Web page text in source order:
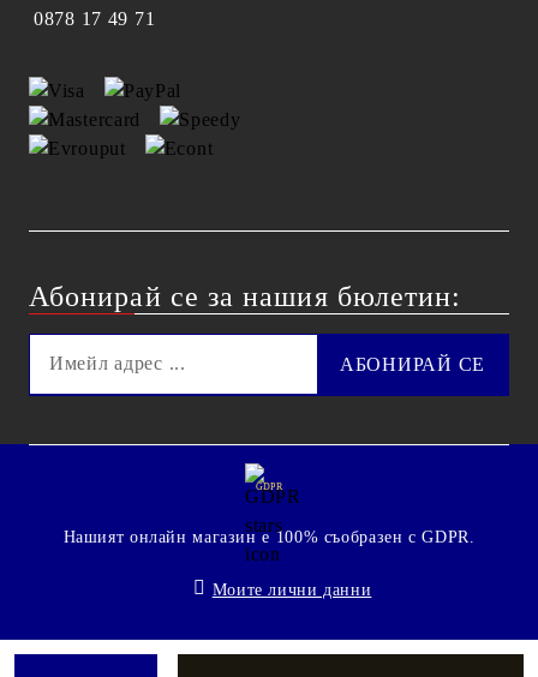
0878 17 49 71
Абонирай се за нашия бюлетин:
GDPR
Нашият онлайн магазин е 100% съобразен с GDPR.
Моите лични данни